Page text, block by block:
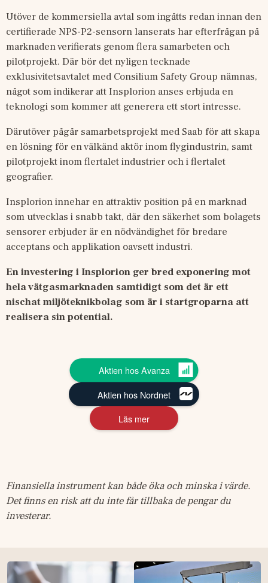
Utöver de kommersiella avtal som ingåtts redan innan den
certifierade NPS-P2-sensorn lanserats har efterfrågan på
marknaden verifierats genom flera samarbeten och
pilotprojekt. Där bör det nyligen tecknade
exklusivitetsavtalet med Consilium Safety Group nämnas,
något som indikerar att Insplorion anses erbjuda en
teknologi som kommer att generera ett stort intresse.
Därutöver pågår samarbetsprojekt med Saab för att skapa
en lösning för en välkänd aktör inom flygindustrin, samt
pilotprojekt inom flertalet industrier och i flertalet
geografier.
Insplorion innehar en attraktiv position på en marknad
som utvecklas i snabb takt, där den säkerhet som bolagets
sensorer erbjuder är en nödvändighet för bredare
acceptans och applikation oavsett industri.
En investering i Insplorion ger bred exponering mot
hela vätgasmarknaden samtidigt som det är ett
nischat miljöteknikbolag som är i startgroparna att
realisera sin potential.
Aktien hos Avanza
Aktien hos Nordnet
Läs mer
Finansiella instrument kan både öka och minska i värde.
Det finns en risk att du inte får tillbaka de pengar du
investerar.